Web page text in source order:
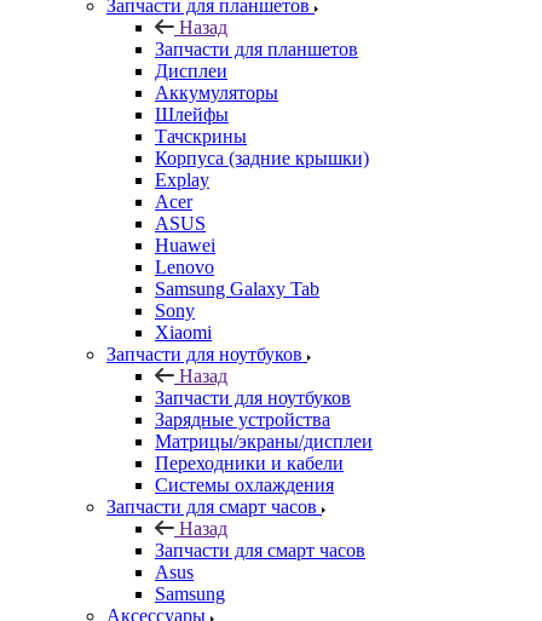
Запчасти для планшетов
Назад
Запчасти для планшетов
Дисплеи
Аккумуляторы
Шлейфы
Тачскрины
Корпуса (задние крышки)
Explay
Acer
ASUS
Huawei
Lenovo
Samsung Galaxy Tab
Sony
Xiaomi
Запчасти для ноутбуков
Назад
Запчасти для ноутбуков
Зарядные устройства
Матрицы/экраны/дисплеи
Переходники и кабели
Системы охлаждения
Запчасти для смарт часов
Назад
Запчасти для смарт часов
Asus
Samsung
Аксессуары